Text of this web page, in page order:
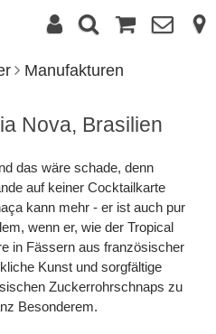
Manufakturen
Nova, Brasilien
das wäre schade, denn
auf keiner Cocktailkarte
kann mehr - er ist auch pur
wenn er, wie der Tropical
in Fässern aus französischer
Kunst und sorgfältige
Zuckerrohrschnaps zu
Besonderem.